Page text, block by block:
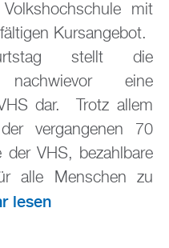
mit
Kursangebot.
stellt die
nachwievor eine
dar. Trotz allem
vergangenen 70
der VHS, bezahlbare
alle Menschen zu
lesen